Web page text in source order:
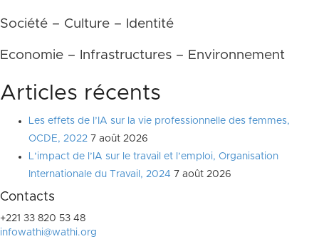
Société – Culture – Identité
Economie – Infrastructures – Environnement
Articles récents
Les effets de l’IA sur la vie professionnelle des femmes,
OCDE, 2022 7 août 2026
L’impact de l’IA sur le travail et l’emploi, Organisation
Internationale du Travail, 2024 7 août 2026
Contacts
+221 33 820 53 48
infowathi@wathi.org